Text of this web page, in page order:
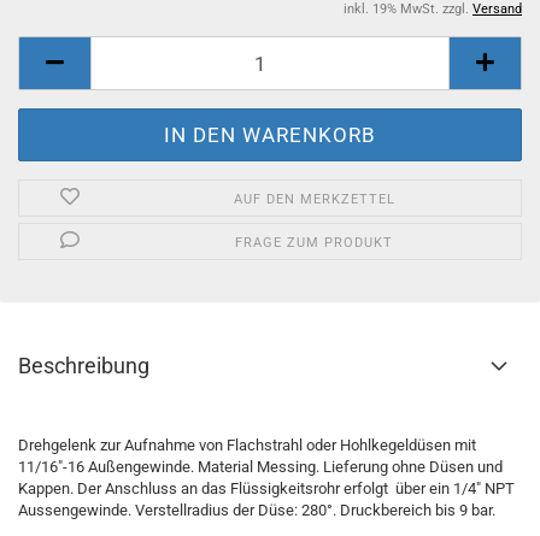
inkl. 19% MwSt. zzgl. Versand
AUF DEN MERKZETTEL
FRAGE ZUM PRODUKT
Beschreibung
Drehgelenk zur Aufnahme von Flachstrahl oder Hohlkegeldüsen mit
11/16"-16 Außengewinde. Material Messing. Lieferung ohne Düsen und
Kappen. Der Anschluss an das Flüssigkeitsrohr erfolgt über ein 1/4" NPT
Aussengewinde. Verstellradius der Düse: 280°. Druckbereich bis 9 bar.